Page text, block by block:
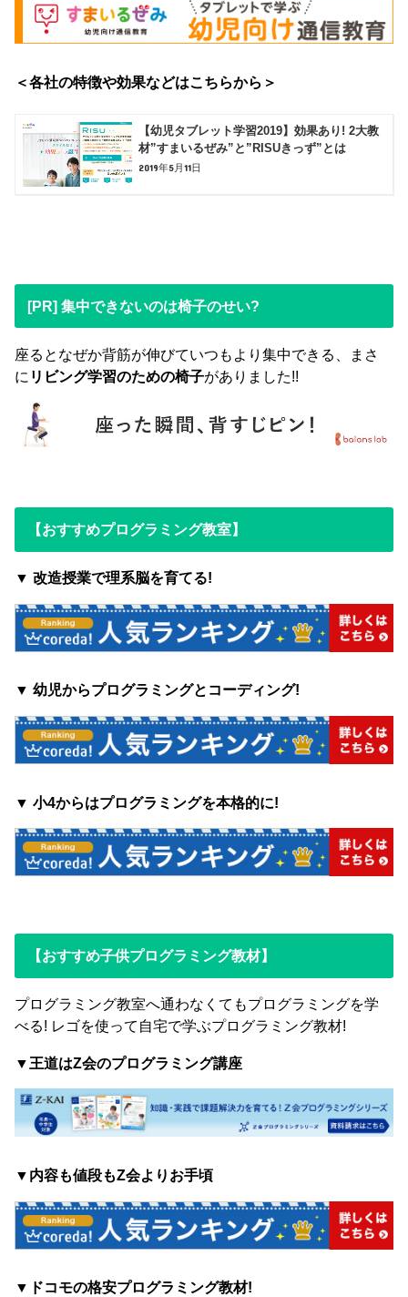
＜各社の特徴や効果などはこちらから＞
【幼児タブレット学習2019】効果あり! 2大教
材”すまいるぜみ”と”RISUきっず”とは
2019年5月11日
[PR] 集中できないのは椅子のせい?
座るとなぜか背筋が伸びていつもより集中できる、まさ
に リビング学習のための椅子がありました!!
【おすすめプログラミング教室】
▼ 改造授業で理系脳を育てる!
▼ 幼児からプログラミングとコーディング!
▼ 小4からはプログラミングを本格的に!
【おすすめ子供プログラミング教材】
プログラミング教室へ通わなくてもプログラミングを学
べる! レゴを使って自宅で学ぶプログラミング教材!
▼王道はZ会のプログラミング講座
▼内容も値段もZ会よりお手頃
▼ドコモの格安プログラミング教材!